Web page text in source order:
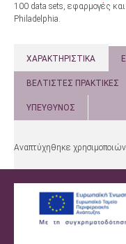
100 data sets, εφαρμογές και
Philadelphia.
ΧΑΡΑΚΤΗΡΙΣΤΙΚΑ
ΒΕΛΤΙΣΤΕΣ ΠΡΑΚΤΙΚΕΣ
ΥΠΕΥΘΥΝΟΣ
Αναπτύχηθηκε